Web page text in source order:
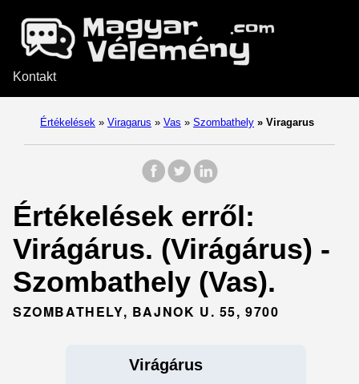
Kontakt
Értékelések » Viragarus » Vas » Szombathely » Viragarus
Értékelések erről:
Virágárus. (Virágárus) -
Szombathely (Vas).
SZOMBATHELY, BAJNOK U. 55, 9700
Virágárus